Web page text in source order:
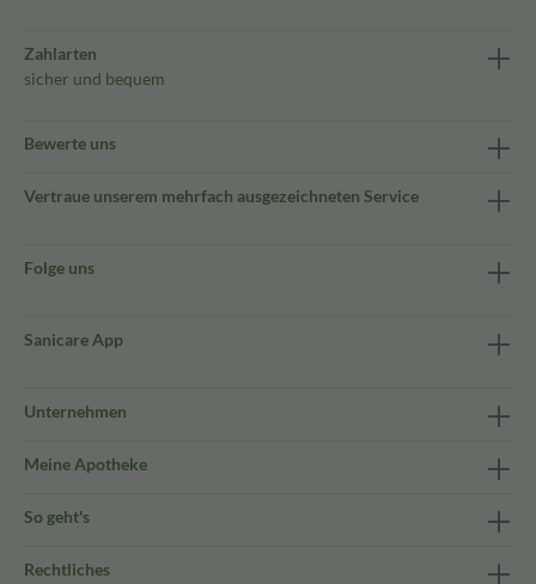
Zahlarten
sicher und bequem
Bewerte uns
Vertraue unserem mehrfach ausgezeichneten Service
Folge uns
Sanicare App
Unternehmen
Meine Apotheke
So geht's
Rechtliches